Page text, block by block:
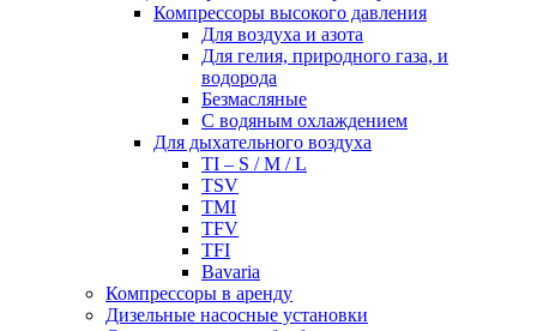
Компрессоры высокого давления
Для воздуха и азота
Для гелия, природного газа, и
водорода
Безмасляные
С водяным охлаждением
Для дыхательного воздуха
TI – S / M / L
TSV
TMI
TFV
TFI
Bavaria
Компрессоры в аренду
Дизельные насосные установки